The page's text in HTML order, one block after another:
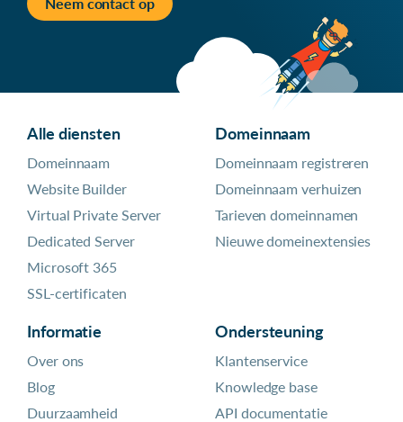
Alle diensten
Domeinnaam
Website Builder
Virtual Private Server
Dedicated Server
Microsoft 365
SSL-certificaten
Domeinnaam
Domeinnaam registreren
Domeinnaam verhuizen
Tarieven domeinnamen
Nieuwe domeinextensies
Informatie
Over ons
Blog
Duurzaamheid
Ondersteuning
Klantenservice
Knowledge base
API documentatie